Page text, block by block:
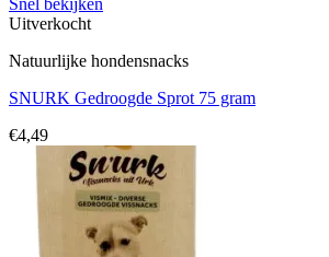
Uitverkocht
Natuurlijke hondensnacks
SNURK Gedroogde Sprot 75 gram
€4,49